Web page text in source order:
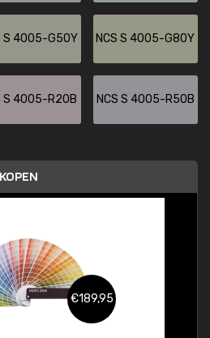
S 4005-G50Y NCS S 4005-G80Y
S 4005-R20B NCS S 4005-R50B
€189,95